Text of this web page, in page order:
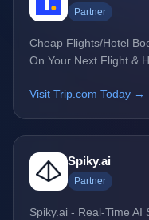
Partner
Cheap Flights/Hotel
On Your Next Flight &
Visit Trip.com Today →
Spiky.ai
Partner
Spiky.ai - Real-Time AI